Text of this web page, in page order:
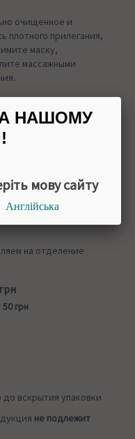
очищенное и
прилегания,
маску,
массажными
на отделение
50 грн
вскрытия упаковки
не подлежит
НАШОМУ
мову сайту
Англійська